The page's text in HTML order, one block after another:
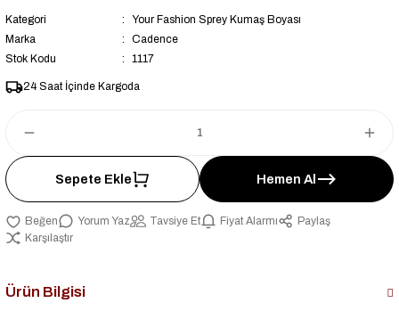
Kategori
Your Fashion Sprey Kumaş Boyası
Marka
Cadence
Stok Kodu
1117
24 Saat İçinde Kargoda
Sepete Ekle Hemen Al
Yorum Yaz Tavsiye Et Fiyat Alarmı
Paylaş
Karşılaştır
Ürün Bilgisi